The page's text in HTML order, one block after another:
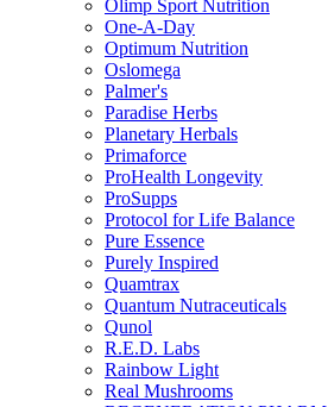
Olimp Sport Nutrition
One-A-Day
Optimum Nutrition
Oslomega
Palmer's
Paradise Herbs
Planetary Herbals
Primaforce
ProHealth Longevity
ProSupps
Protocol for Life Balance
Pure Essence
Purely Inspired
Quamtrax
Quantum Nutraceuticals
Qunol
R.E.D. Labs
Rainbow Light
Real Mushrooms